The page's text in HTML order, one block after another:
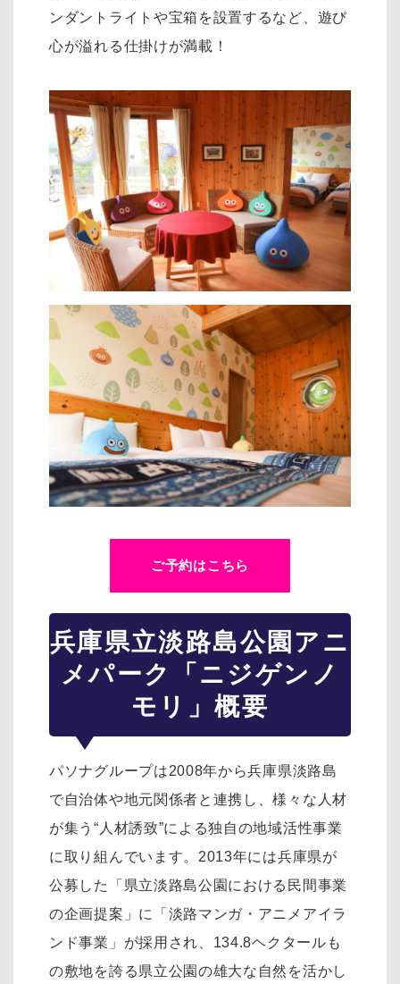
ンダントライトや宝箱を設置するなど、遊び
心が溢れる仕掛けが満載！
ご予約はこちら
兵庫県立淡路島公園アニ
メパーク「ニジゲンノ
モリ」概要
パソナグループは2008年から兵庫県淡路島
で自治体や地元関係者と連携し、様々な人材
が集う“人材誘致”による独自の地域活性事業
に取り組んでいます。2013年には兵庫県が
公募した「県立淡路島公園における民間事業
の企画提案」に「淡路マンガ・アニメアイラ
ンド事業」が採用され、134.8ヘクタールも
の敷地を誇る県立公園の雄大な自然を活かし